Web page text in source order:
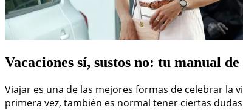
Vacaciones sí, sustos no: tu manual
Viajar es una de las mejores formas de celebrar
primera vez, también es normal tener ciertas